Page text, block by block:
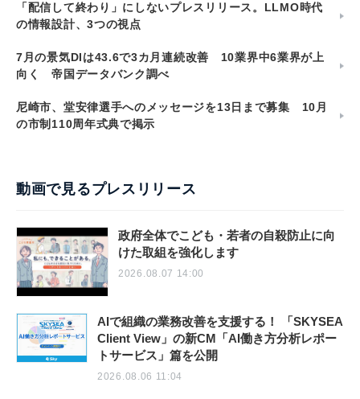
「配信して終わり」にしないプレスリリース。LLMO時代
の情報設計、3つの視点
7月の景気DIは43.6で3カ月連続改善 10業界中6業界が上
向く 帝国データバンク調べ
尼崎市、堂安律選手へのメッセージを13日まで募集 10月
の市制110周年式典で掲示
動画で見るプレスリリース
政府全体でこども・若者の自殺防止に向
けた取組を強化します
2026.08.07 14:00
AIで組織の業務改善を支援する！ 「SKYSEA
Client View」の新CM「AI働き方分析レポー
トサービス」篇を公開
2026.08.06 11:04